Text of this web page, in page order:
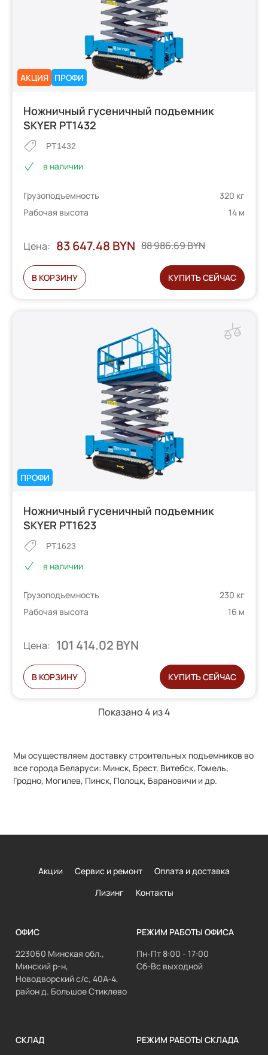
АКЦИЯ ПРОФИ
Ножничный гусеничный подъемник
SKYER PT1432
PT1432
в наличии
Грузоподъемность
320 кг
Рабочая высота
14 м
Цена: 83 647.48 BYN 88 986.69 BYN
В КОРЗИНУ КУПИТЬ СЕЙЧАС
ПРОФИ
Ножничный гусеничный подъемник
SKYER PT1623
PT1623
в наличии
Грузоподъемность
230 кг
Рабочая высота
16 м
Цена: 101 414.02 BYN
В КОРЗИНУ КУПИТЬ СЕЙЧАС
Показано 4 из4
Мы осуществляем доставку строительных подъемников во
все города Беларуси: Минск, Брест, Витебск, Гомель,
Гродно, Могилев, Пинск, Полоцк, Барановичи и др.
Акции Сервис и ремонт
Оплата и доставка
Лизинг
Контакты
ОФИС
223060 Минская обл.,
Минский р-н,
Новодворский с/с, 40А-4,
район д. Большое Стиклево
РЕЖИМ РАБОТЫ ОФИСА
Пн-Пт 8:00 - 17:00
Сб-Вс выходной
СКЛАД
РЕЖИМ РАБОТЫ СКЛАДА